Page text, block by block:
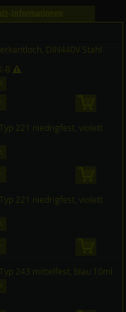
DIN440V Stahl
B
221 niedrigfest, violett
221 niedrigfest, violett
243 mittelfest, blau 10ml